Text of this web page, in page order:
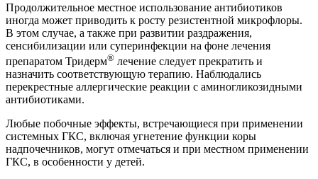
Продолжительное местное использование антибиотиков
иногда может приводить к росту резистентной микрофлоры.
В этом случае, а также при развитии раздражения,
сенсибилизации или суперинфекции на фоне лечения
препаратом Тридерм® лечение следует прекратить и
назначить соответствующую терапию. Наблюдались
перекрестные аллергические реакции с аминогликозидными
антибиотиками.
Любые побочные эффекты, встречающиеся при применении
системных ГКС, включая угнетение функции коры
надпочечников, могут отмечаться и при местном применении
ГКС, в особенности у детей.